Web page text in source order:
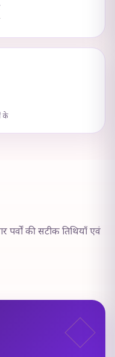
के
पर्वों की सटीक तिथियाँ एवं